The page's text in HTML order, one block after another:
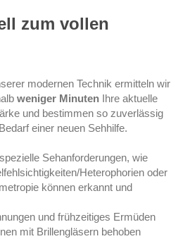
zum vollen
modernen Technik ermitteln wir
weniger Minuten Ihre aktuelle
und bestimmen so zuverlässig
einer neuen Sehhilfe.
Sehanforderungen, wie
Heterophorien oder
können erkannt und
und frühzeitiges Ermüden
mit Brillengläsern behoben